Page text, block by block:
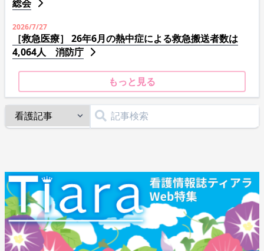
総会
2026/7/27
［救急医療］ 26年6月の熱中症による救急搬送者数は
4,064人 消防庁
もっと見る